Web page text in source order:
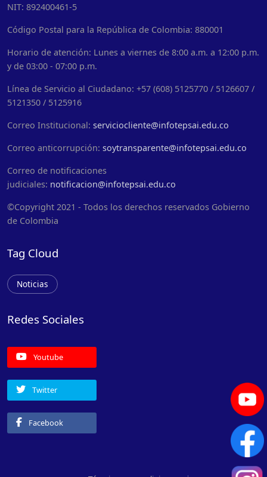
NIT: 892400461-5
Código Postal para la República de Colombia: 880001
Horario de atención: Lunes a viernes de 8:00 a.m. a 12:00 p.m.
y de 03:00 - 07:00 p.m.
Línea de Servicio al Ciudadano: +57 (608) 5125770 / 5126607 /
5121350 / 5125916
Correo Institucional: serviciocliente@infotepsai.edu.co
Correo anticorrupción: soytransparente@infotepsai.edu.co
Correo de notificaciones
judiciales: notificacion@infotepsai.edu.co
©Copyright 2021 - Todos los derechos reservados Gobierno
de Colombia
Tag Cloud
Noticias
Redes Sociales
Youtube
Twitter
Facebook